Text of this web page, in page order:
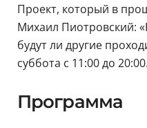
Проект, который в
Михаил Пиотровский:
будут ли другие
суббота с 11:00 до
Программа